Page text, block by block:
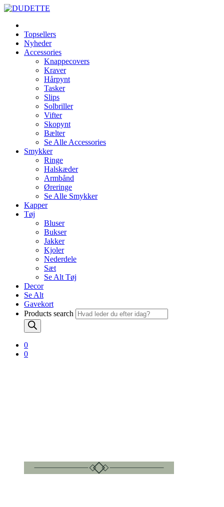
Topsellers
Nyheder
Accessories
Knappecovers
Kraver
Hårpynt
Tasker
Slips
Solbriller
Vifter
Skopynt
Bælter
Se Alle Accessories
Smykker
Ringe
Halskæder
Armbånd
Øreringe
Se Alle Smykker
Kapper
Tøj
Bluser
Bukser
Jakker
Kjoler
Nederdele
Sæt
Se Alt Tøj
Decor
Se Alt
Gavekort
Products search
0
0